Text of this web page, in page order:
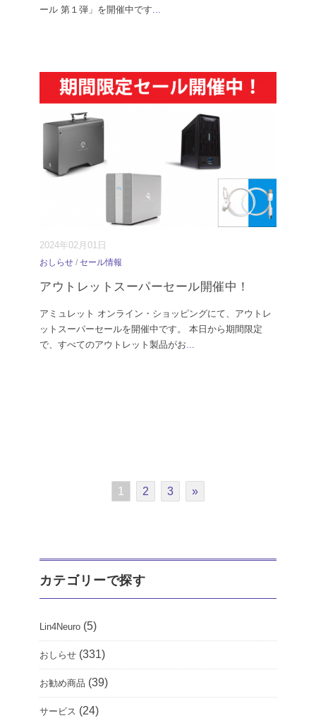
ール 第１弾」を開催中です...
2024年02月01日
おしらせ / セール情報
アウトレットスーパーセール開催中！
アミュレット オンライン・ショッピングにて、アウトレ
ットスーパーセールを開催中です。 本日から期間限定
で、すべてのアウトレット製品がお...
1 2 3 »
カテゴリーで探す
Lin4Neuro (5)
おしらせ (331)
お勧め商品 (39)
サービス (24)